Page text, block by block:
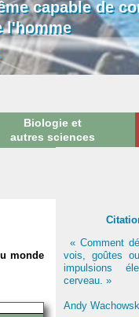
capable de
l'homme
Biologie et
autres sciences
monde
« Comment
vois, goûtes
impulsions
cerveau. »
Andy